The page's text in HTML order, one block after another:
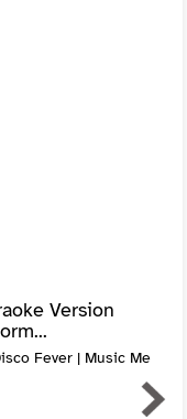
Version
Fever | Music Me